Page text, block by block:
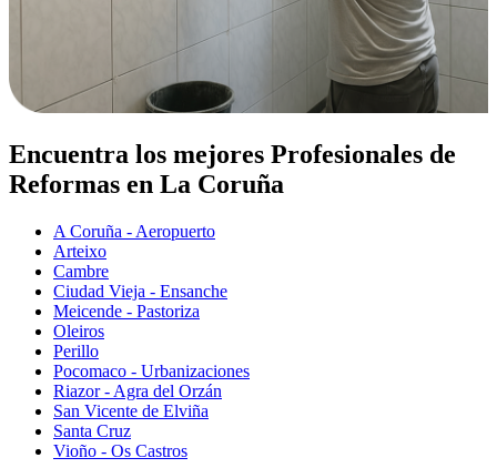
Encuentra los mejores Profesionales de
Reformas en La Coruña
A Coruña - Aeropuerto
Arteixo
Cambre
Ciudad Vieja - Ensanche
Meicende - Pastoriza
Oleiros
Perillo
Pocomaco - Urbanizaciones
Riazor - Agra del Orzán
San Vicente de Elviña
Santa Cruz
Vioño - Os Castros